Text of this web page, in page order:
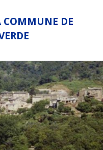
COMMUNE DE